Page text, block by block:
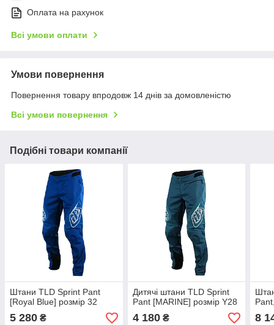
Оплата на рахунок
Всі умови оплати
Умови повернення
Повернення товару впродовж 14 днів за домовленістю
Всі умови повернення
Подібні товари компанії
Штани TLD Sprint Pant
[Royal Blue] розмір 32
5 280 ₴
Дитячі штани TLD Sprint
Pant [MARINE] розмір Y28
4 180₴ 8